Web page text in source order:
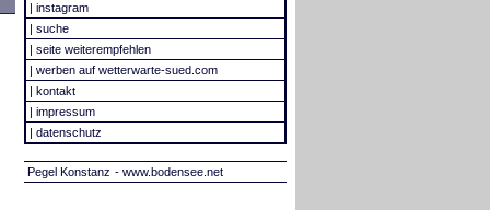
| instagram
| suche
| seite weiterempfehlen
| werben auf wetterwarte-sued.com
| kontakt
| impressum
| datenschutz
Pegel Konstanz - www.bodensee.net